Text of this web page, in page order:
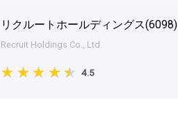
リクルートホールディングス(6098)
Recruit Holdings Co., Ltd.
4.5